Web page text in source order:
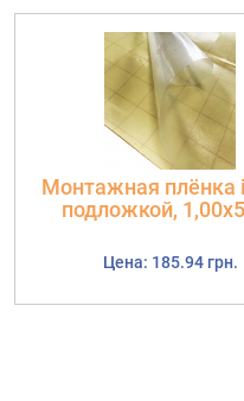
Монтажная плёнка
подложкой,
Цена: 185.94 грн.